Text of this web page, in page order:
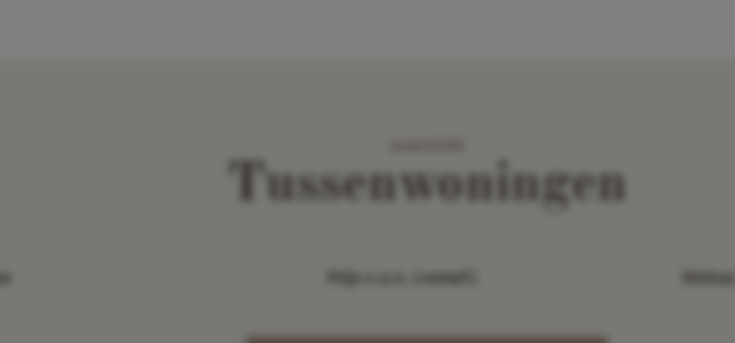
Tussenwoningen
Prijs v.o.n. (vanaf) Status